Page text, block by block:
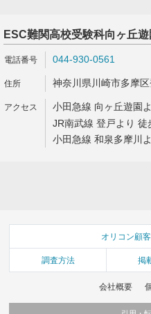
ESC難関高校受験科向ヶ丘
044-930-0561
神奈川県川崎市多摩
小田急線 向ヶ丘遊園
JR南武線 登戸より 徒
小田急線 和泉多摩川
オリコン顧
調査方法 掲
会社概要